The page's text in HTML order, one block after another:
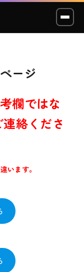
ージ
欄ではな
絡くださ
います。